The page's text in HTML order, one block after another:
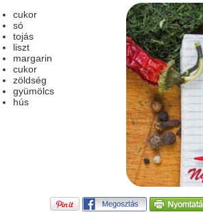
cukor
só
tojás
liszt
margarin
cukor
zöldség
gyümölcs
hús